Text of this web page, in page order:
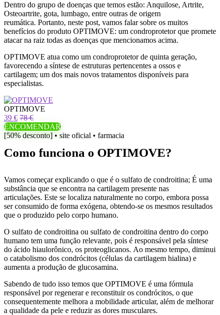
Dentro do grupo de doenças que temos estão: Anquilose, Artrite,
Osteoartrite, gota, lumbago, entre outras de origem
reumática. Portanto, neste post, vamos falar sobre os muitos
benefícios do produto OPTIMOVE: um condroprotetor que promete
atacar na raiz todas as doenças que mencionamos acima.
OPTIMOVE atua como um condroprotetor de quinta geração,
favorecendo a síntese de estruturas pertencentes a ossos e
cartilagem; um dos mais novos tratamentos disponíveis para
especialistas.
OPTIMOVE
39 € 78 €
ENCOMENDAR
[50% desconto] • site oficial • farmacia
Como funciona o OPTIMOVE?
Vamos começar explicando o que é o sulfato de condroitina; É uma
substância que se encontra na cartilagem presente nas
articulações. Este se localiza naturalmente no corpo, embora possa
ser consumido de forma exógena, obtendo-se os mesmos resultados
que o produzido pelo corpo humano.
O sulfato de condroitina ou sulfato de condroitina dentro do corpo
humano tem uma função relevante, pois é responsável pela síntese
do ácido hiaulorônico, os proteoglicanos. Ao mesmo tempo, diminui
o catabolismo dos condrócitos (células da cartilagem hialina) e
aumenta a produção de glucosamina.
Sabendo de tudo isso temos que OPTIMOVE é uma fórmula
responsável por regenerar e reconstituir os condrócitos, o que
consequentemente melhora a mobilidade articular, além de melhorar
a qualidade da pele e reduzir as dores musculares.